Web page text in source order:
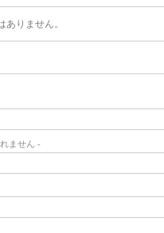
ありません。
ません -